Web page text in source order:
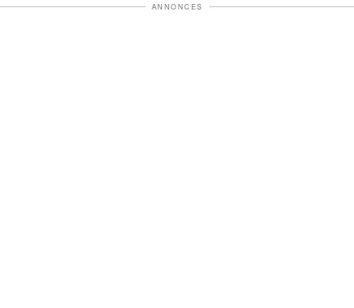
ANNONCES